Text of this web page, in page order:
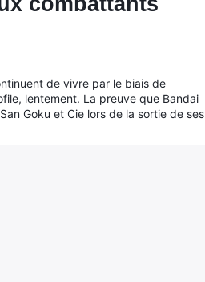
de vivre par le biais de
lentement. La preuve que Bandai
Goku et Cie lors de la sortie de ses